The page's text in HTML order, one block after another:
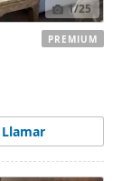
1/25
Llamar
PREMIUM